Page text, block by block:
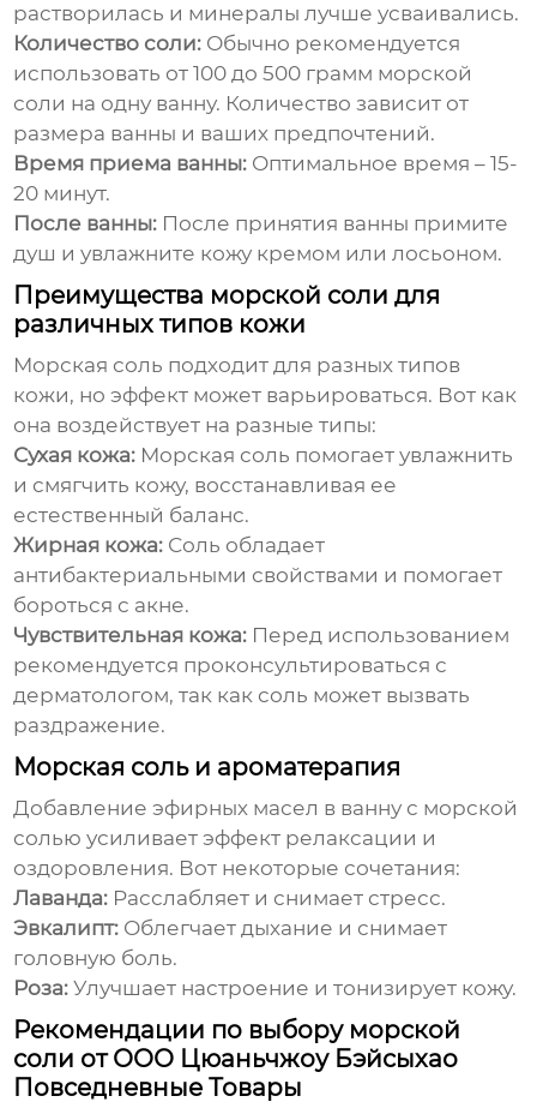
растворилась и минералы лучше усваивались.
Количество соли: Обычно рекомендуется
использовать от 100 до 500 грамм морской
соли на одну ванну. Количество зависит от
размера ванны и ваших предпочтений.
Время приема ванны: Оптимальное время – 15-
20 минут.
После ванны: После принятия ванны примите
душ и увлажните кожу кремом или лосьоном.
Преимущества морской соли для
различных типов кожи
Морская соль подходит для разных типов
кожи, но эффект может варьироваться. Вот как
она воздействует на разные типы:
Сухая кожа: Морская соль помогает увлажнить
и смягчить кожу, восстанавливая ее
естественный баланс.
Жирная кожа: Соль обладает
антибактериальными свойствами и помогает
бороться с акне.
Чувствительная кожа: Перед использованием
рекомендуется проконсультироваться с
дерматологом, так как соль может вызвать
раздражение.
Морская соль и ароматерапия
Добавление эфирных масел в ванну с морской
солью усиливает эффект релаксации и
оздоровления. Вот некоторые сочетания:
Лаванда: Расслабляет и снимает стресс.
Эвкалипт: Облегчает дыхание и снимает
головную боль.
Роза: Улучшает настроение и тонизирует кожу.
Рекомендации по выбору морской
соли от ООО Цюаньчжоу Бэйсыхао
Повседневные Товары